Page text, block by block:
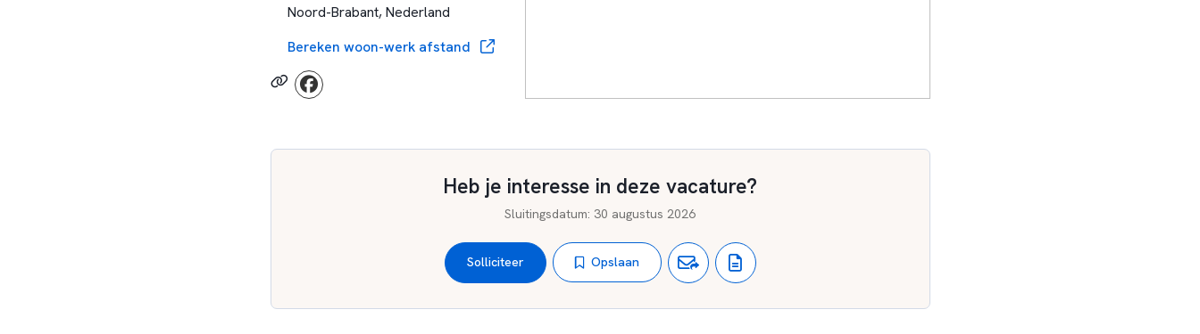
Noord-Brabant, Nederland
Bereken woon-werk afstand
Heb je interesse in deze vacature?
Sluitingsdatum: 30 augustus 2026
Solliciteer Opslaan